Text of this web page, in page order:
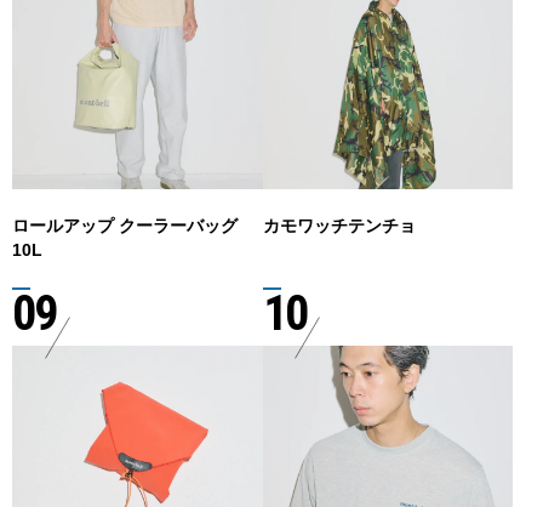
ロールアップ クーラーバッグ
10L
カモワッチテンチョ
09 10